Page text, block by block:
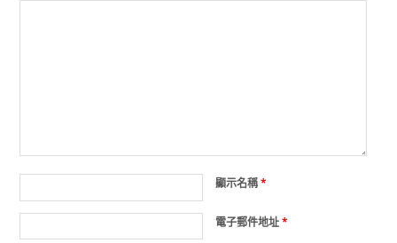
顯示名稱*
電子郵件地址*